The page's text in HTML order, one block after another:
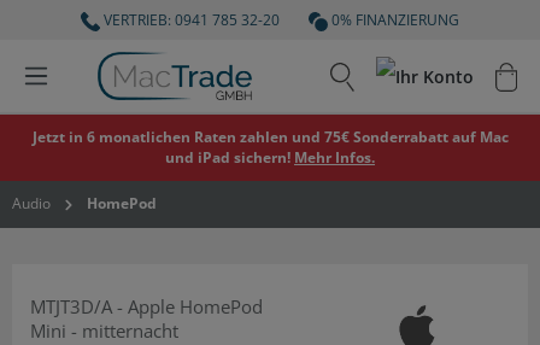
VERTRIEB: 0941 785 32-20 0% FINANZIERUNG
Jetzt in 6 monatlichen Raten zahlen und 75€ Sonderrabatt auf Mac
und iPad sichern! Mehr Infos.
Audio HomePod
MTJT3D/A - Apple HomePod
Mini - mitternacht